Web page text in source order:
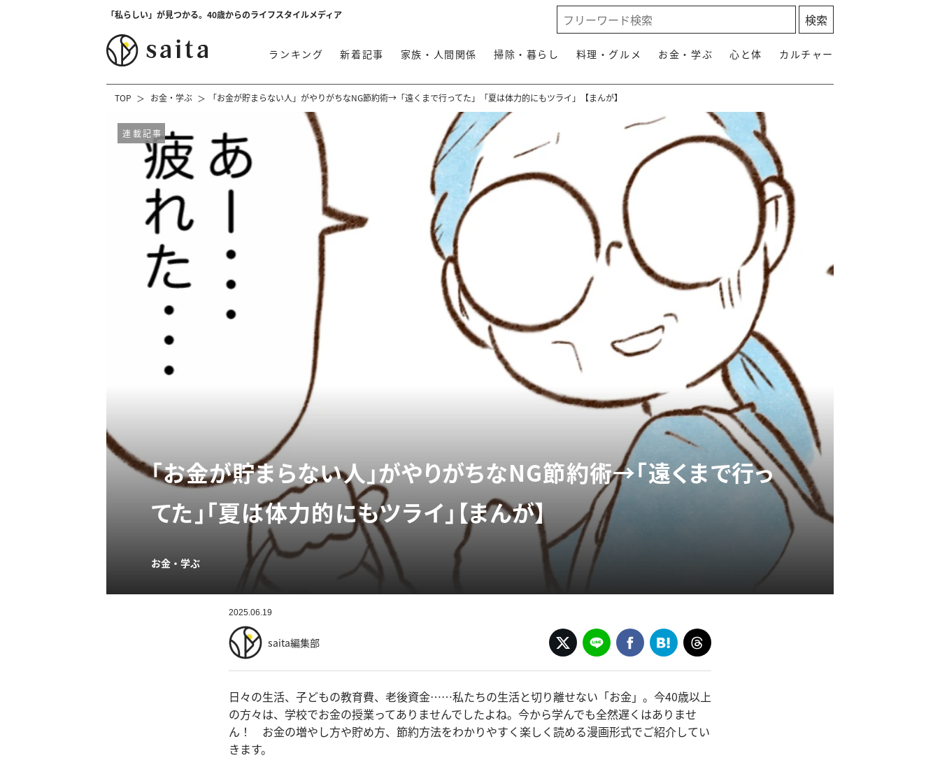
「私らしい」が見つかる。40歳からのライフスタイルメディア
ランキング 新着記事 家族・人間関係 掃除・暮らし 料理・グルメ お金・学ぶ 心と体 カルチャー
TOP お金・学ぶ 「お金が貯まらない人」がやりがちなNG節約術→「遠くまで行ってた」「夏は体力的にもツライ」【まんが】
連載記事
「お金が貯まらない人」がやりがちなNG節約術→「遠くまで行っ
てた」「夏は体力的にもツライ」【まんが】
お金・学ぶ
2025.06.19
saita編集部
日々の生活、子どもの教育費、老後資金……私たちの生活と切り離せない「お金」。今40歳以上
の方々は、学校でお金の授業ってありませんでしたよね。今から学んでも全然遅くはありませ
ん！ お金の増やし方や貯め方、節約方法をわかりやすく楽しく読める漫画形式でご紹介してい
きます。